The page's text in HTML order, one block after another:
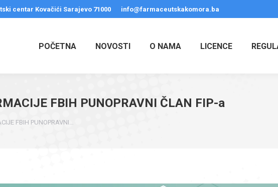
centar Kovačići Sarajevo 71000 info@farmaceutskakomora.ba
POČETNA NOVOSTI O NAMA LICENCE
FBIH PUNOPRAVNI ČLAN FIP-a
FBIH PUNOPRAVNI…